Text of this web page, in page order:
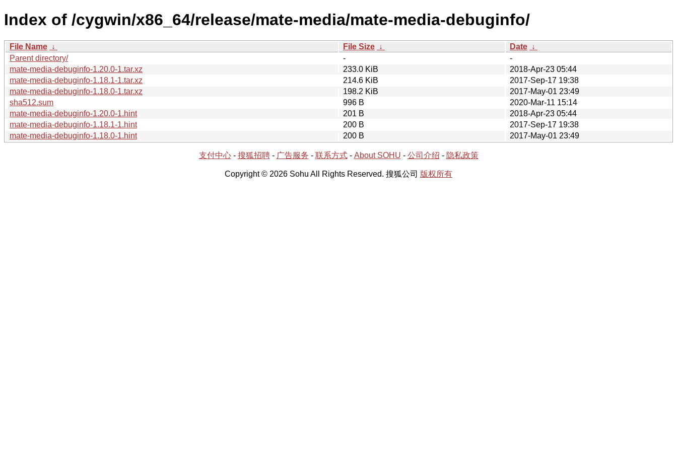
Index of /cygwin/x86_64/release/mate-media/mate-media-debuginfo/
File Name ↓ File Size ↓ Date ↓
Parent directory/
-
-
mate-media-debuginfo-1.20.0-1.tar.xz
233.0 KiB
2018-Apr-23 05:44
mate-media-debuginfo-1.18.1-1.tar.xz
214.6 KiB
2017-Sep-17 19:38
mate-media-debuginfo-1.18.0-1.tar.xz
198.2 KiB
2017-May-01 23:49
sha512.sum
996 B
2020-Mar-11 15:14
mate-media-debuginfo-1.20.0-1.hint
201 B
2018-Apr-23 05:44
mate-media-debuginfo-1.18.1-1.hint
200 B
2017-Sep-17 19:38
mate-media-debuginfo-1.18.0-1.hint
200 B 2017-May-01 23:49
支付中心- 搜狐招聘- 广告服务 - 联系方式- About SOHU - 公司介绍 - 隐私政策
Copyright © 2026 Sohu All Rights Reserved. 搜狐公司 版权所有